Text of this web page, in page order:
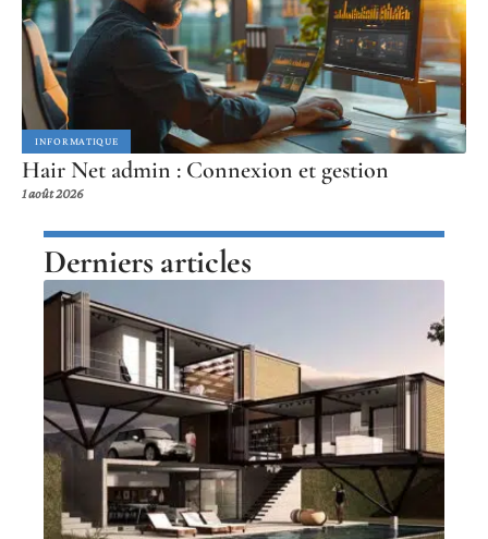
INFORMATIQUE
Hair Net admin : Connexion et gestion
1 août 2026
Derniers articles